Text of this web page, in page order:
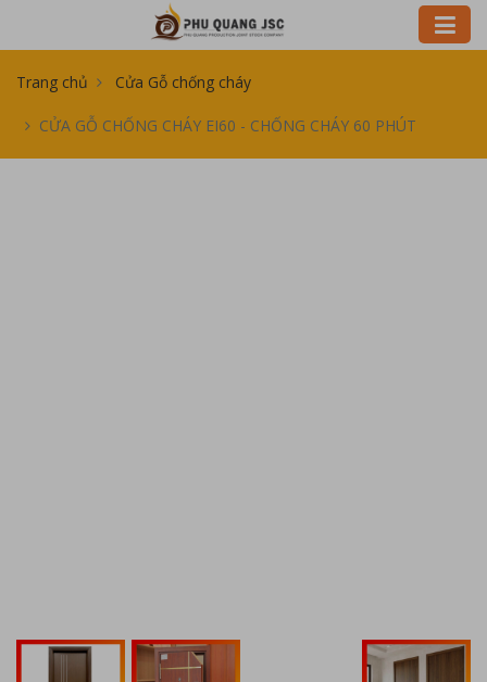
Trang chủ Cửa Gỗ chống cháy
CỬA GỖ CHỐNG CHÁY EI60 - CHỐNG CHÁY 60 PHÚT